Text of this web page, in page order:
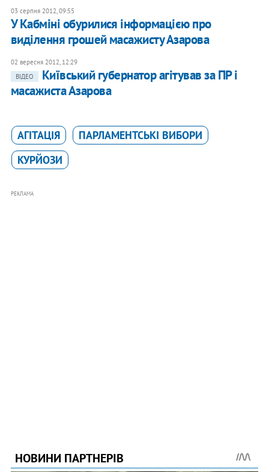
03 серпня 2012, 09:55
У Кабміні обурилися інформацією про
виділення грошей масажисту Азарова
02 вересня 2012, 12:29
ВІДЕО
Київський губернатор агітував за ПР і
масажиста Азарова
АГІТАЦІЯ
ПАРЛАМЕНТСЬКІ ВИБОРИ
КУРЙОЗИ
РЕКЛАМА